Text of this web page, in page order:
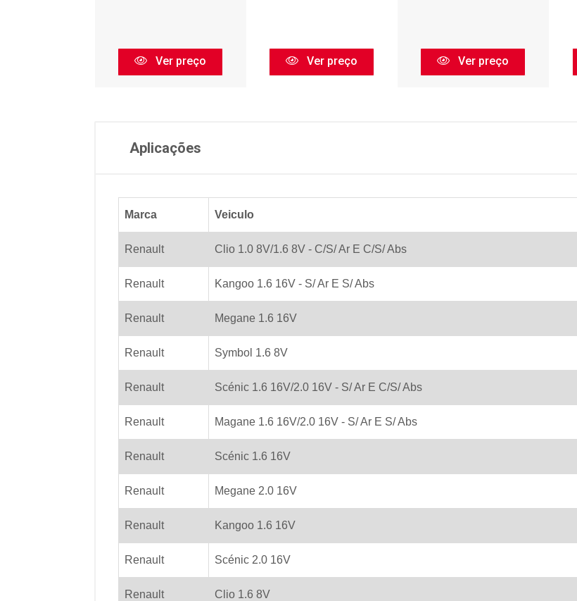
Ver preço Ver preço Ver preço
Aplicações
Marca Veiculo
Renault Clio 1.0 8V/1.6 8V - C/S/ Ar E C/S/ Abs
Renault Kangoo 1.6 16V - S/ Ar E S/ Abs
Renault Megane 1.6 16V
Renault Symbol 1.6 8V
Renault Scénic 1.6 16V/2.0 16V - S/ Ar E C/S/ Abs
Renault Magane 1.6 16V/2.0 16V - S/ Ar E S/ Abs
Renault Scénic 1.6 16V
Renault Megane 2.0 16V
Renault Kangoo 1.6 16V
Renault Scénic 2.0 16V
Renault Clio 1.6 8V